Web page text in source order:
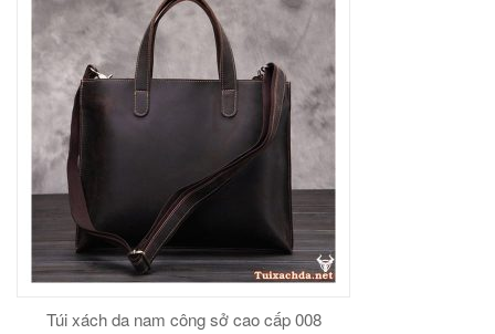
Túi xách da nam công sở cao cấp 008